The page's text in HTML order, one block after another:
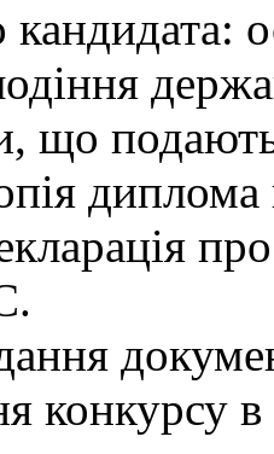
що
диплома
конкурсу в